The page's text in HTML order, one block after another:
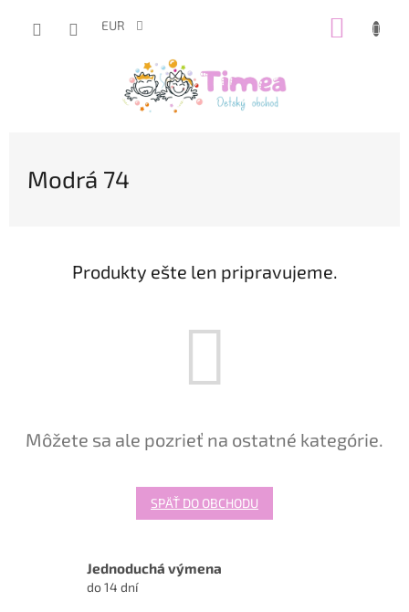
EUR
Modrá 74
Produkty ešte len pripravujeme.
Môžete sa ale pozrieť na ostatné kategórie.
SPÄŤ DO OBCHODU
Jednoduchá výmena
do 14 dní